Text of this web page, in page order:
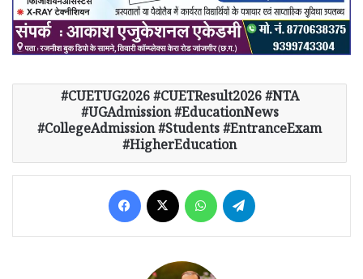
CUETUG2026 #CUETResult2026 #NTA
#UGAdmission #EducationNews
#CollegeAdmission #Students #EntranceExam
#HigherEducation
Facebook WhatsApp